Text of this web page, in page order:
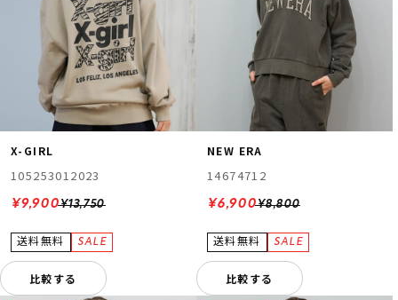
X-GIRL
105253012023
¥13,750
¥9,900
比較する
NEW ERA
14674712
¥8,800
¥6,900
比較する